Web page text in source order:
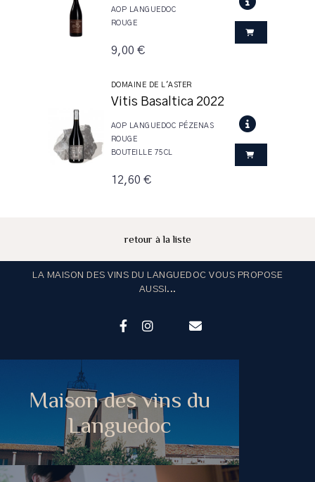
AOP LANGUEDOC
ROUGE
9,00 €
DOMAINE DE L'ASTER
Vitis Basaltica 2022
AOP LANGUEDOC PÉZENAS
ROUGE
BOUTEILLE 75CL
12,60 €
retour à la liste
LA MAISON DES VINS DU LANGUEDOC VOUS PROPOSE
AUSSI...
Maison des vins du
Languedoc